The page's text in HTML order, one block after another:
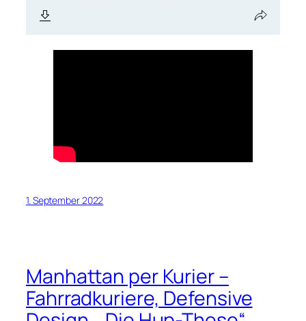
1. September 2022
Manhattan per Kurier –
Fahrradkuriere, Defensive